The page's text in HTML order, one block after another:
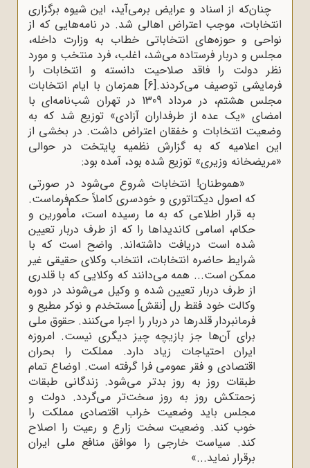
چنان‌که از اسناد و عرایض برمی‌آید، این شیوه برگزاری
انتخابات، موجب اعتراض اهالی شد. در نامه‌هایی که از
نواحی و حوزه‌های انتخاباتی خطاب به وزارت داخله،
مجلس و دربار فرستاده می‌شد، اغلب، فرد منتخب و مورد
نظر دولت را فاقد صلاحیت دانسته و انتخابات را
فرمایشی توصیف می‌کردند.[6]
همزمان با ایام انتخابات
مجلس هشتم، در مرداد 1309 در تهران شب‌نامه‌ای با
امضای «یک عده از طرفداران آزادی» توزیع شد که به
وضعیت انتخابات و خفقان اعتراض داشت. در بخشی از
این اعلامیه که به گزارش نظمیه پایتخت در حوالی
«مریضخانه وزیری» توزیع شده بود، آمده بود:
«هموطنان! انتخابات شروع می‌شود در صورتی
که اصول دیکتاتوری و خودسری کاملاً حکم‌فرماست.
به قرار اطلاعی که به ما رسیده است، مأمورین و
حکام، اسامی کاندیداها را که از طرف دربار تعیین
شده است دریافت داشته‌اند. واضح است که با
شرایط حاضره انتخابات، انتخاب وکلای حقیقی غیر
ممکن است... همه می‌دانند که وکلایی که با قلدری
از طرف دربار تعیین شده و وکیل می‌شوند در دوره
وکالت خود فقط رل [نقش] مستخدم و نوکر مطیع و
فرمانبردار قلدرها در دربار را اجرا می‌کنند. حقوق ملی
برای آن‌ها جز بازیچه چیز دیگری نیست. امروزه
ایران احتیاجات زیاد دارد. مملکت را بحران
اقتصادی و فقر عمومی فرا گرفته است. اوضاع تمام
طبقات روز به روز بدتر می‌شود. زندگانی طبقات
زحمتکش روز به روز سخت‌تر می‌گردد. دولت و
مجلس باید وضعیت خراب اقتصادی مملکت را
خوب کند. وضعیت سخت زارع و رعیت را اصلاح
کند. سیاست خارجی را موافق منافع ملی ایران
برقرار نماید...»